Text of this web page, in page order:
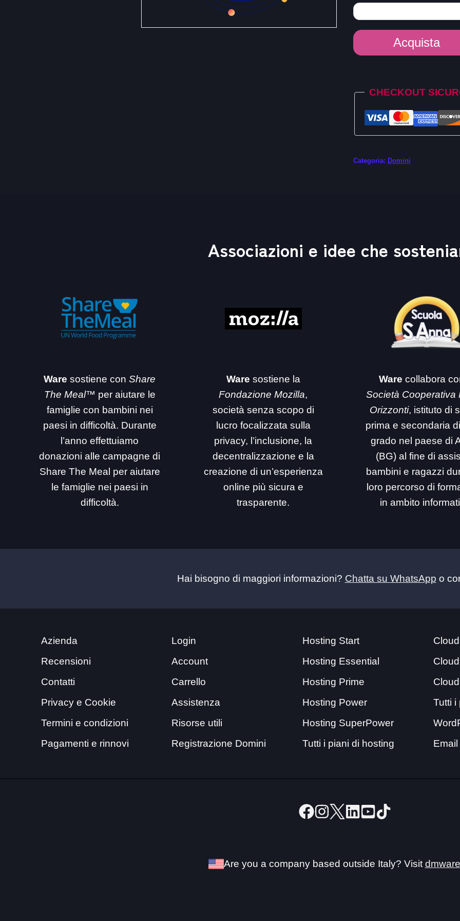
Dominio
.bond
Acquista
CHECKOUT
Categoria: Domini
Associazioni e idee che
Ware sostiene conShare
The Meal™ per aiutare le
famiglie con bambini nei
paesi in difficoltà. Durante
l’anno effettuiamo
donazioni alle campagne di
Share The Meal per aiutare
le famiglie nei paesi in
difficoltà.
Ware sostiene la
Fondazione Mozilla,
società senza scopo di
lucro focalizzata sulla
privacy, l’inclusione, la
decentralizzazione e la
creazione di un’esperienza
online più sicura e
trasparente.
Ware collabora
Società Cooperativa
Orizzonti, istituto di
prima e secondaria
grado nel paese di
(BG) al fine di
bambini e ragazzi
loro percorso di
in ambito
Hai bisogno di maggiori informazioni? Chatta su WhatsApp o
Azienda
Recensioni
Contatti
Privacy e Cookie
Termini e condizioni
Pagamenti e rinnovi
Login
Account
Carrello
Assistenza
Risorse utili
Registrazione Domini
Hosting Start
Hosting Essential
Hosting Prime
Hosting Power
Hosting SuperPower
Tutti i piani di hosting
Tutti i
Email
Are you a company based outside Italy? Visit